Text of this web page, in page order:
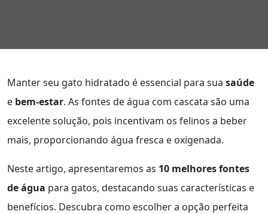
Manter seu gato hidratado é essencial para sua saúde
e bem-estar. As fontes de água com cascata são uma
excelente solução, pois incentivam os felinos a beber
mais, proporcionando água fresca e oxigenada.
Neste artigo, apresentaremos as 10 melhores fontes
de água para gatos, destacando suas características e
benefícios. Descubra como escolher a opção perfeita